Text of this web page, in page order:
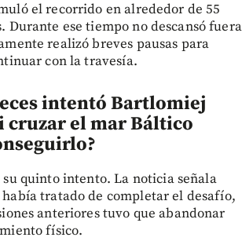
el recorrido en alrededor de 55
Durante ese tiempo no descansó fuera
realizó breves pausas para
con la travesía.
intentó Bartlomiej
cruzar el mar Báltico
su quinto intento. La noticia señala
había tratado de completar el desafío,
anteriores tuvo que abandonar
físico.